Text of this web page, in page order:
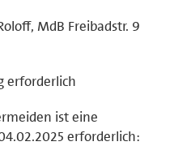
MdB Freibadstr. 9
erforderlich
ist eine
erforderlich: